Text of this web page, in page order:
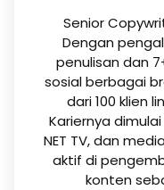
Senior
Dengan
penulisan dan
sosial berbagai
dari 100 klien
Kariernya
NET TV, dan
aktif di
konten